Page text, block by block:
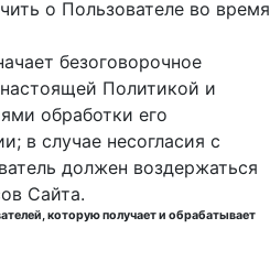
о Пользователе во время
безоговорочное
настоящей Политикой и
обработки его
в случае несогласия с
должен воздержаться
Сайта.
которую получает и обрабатывает